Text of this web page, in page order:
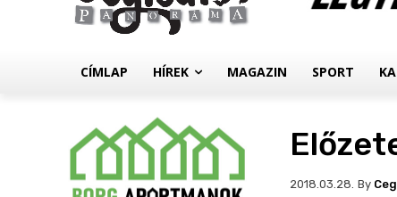
CÍMLAP HÍREK MAGAZIN SPORT
2018.03.28. By